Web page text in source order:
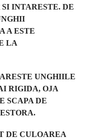
INTARESTE. DE
A ESTE
LA
UNGHIILE
RIGIDA, OJA
SCAPA DE
DE CULOAREA